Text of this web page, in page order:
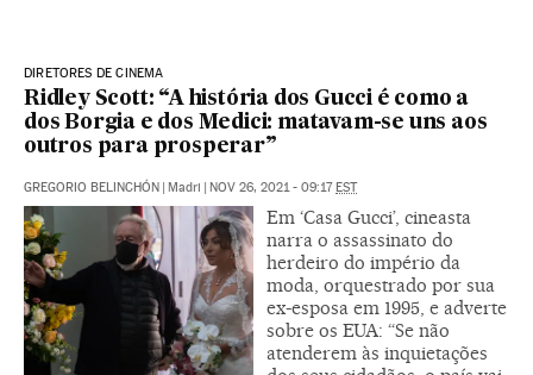
DIRETORES DE CINEMA
Ridley Scott: “A história dos Gucci é como a
dos Borgia e dos Medici: matavam-se uns aos
outros para prosperar”
GREGORIO BELINCHÓN | Madri | NOV 26, 2021 - 09:17EST
Em ‘Casa Gucci’, cineasta
narra o assassinato do
herdeiro do império da
moda, orquestrado por sua
ex-esposa em 1995, e adverte
sobre os EUA: “Se não
atenderem às inquietações